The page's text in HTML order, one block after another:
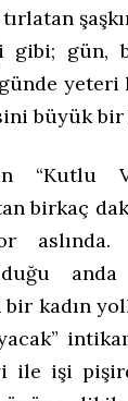
tırlatan
gibi; gün,
yeteri
büyük bir
“Kutlu
birkaç
kadın
ile işi